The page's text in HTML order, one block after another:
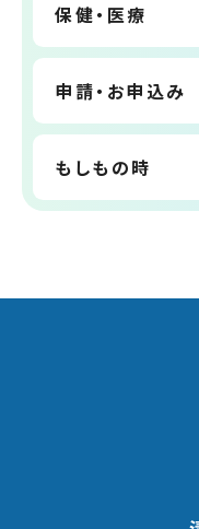
保健・医療
申請・お申込み
もしもの時